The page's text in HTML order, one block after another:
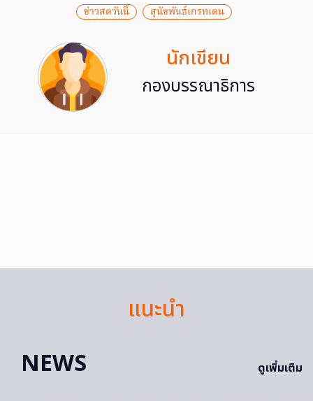
ข่าวสดวันนี้ สุนัขพันธ์เกรทเดน
นักเขียน
กองบรรณาธิการ
แนะนำ
NEWS
ดูเพิ่มเติม